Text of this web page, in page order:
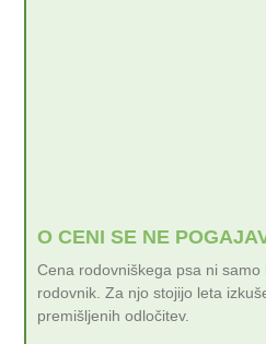
O CENI SE NE
Cena rodovniškega psa ni samo
rodovnik. Za njo stojijo leta
premišljenih odločitev.